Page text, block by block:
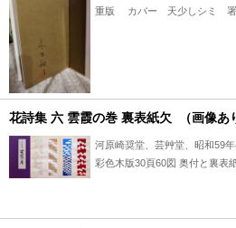
重版 カバー 天少しシミ 署
花詩集 六 雲霞の巻 裏表紙欠 （画像あ
河原崎奨堂、芸艸堂、昭和59
彩色木版30頁60図 奥付と裏表